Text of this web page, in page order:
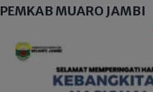
PEMKAB MUARO JAMBI